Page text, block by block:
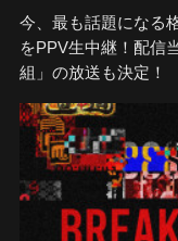
今、最も話題になる
をPPV生中継！配信
組」の放送も決定！